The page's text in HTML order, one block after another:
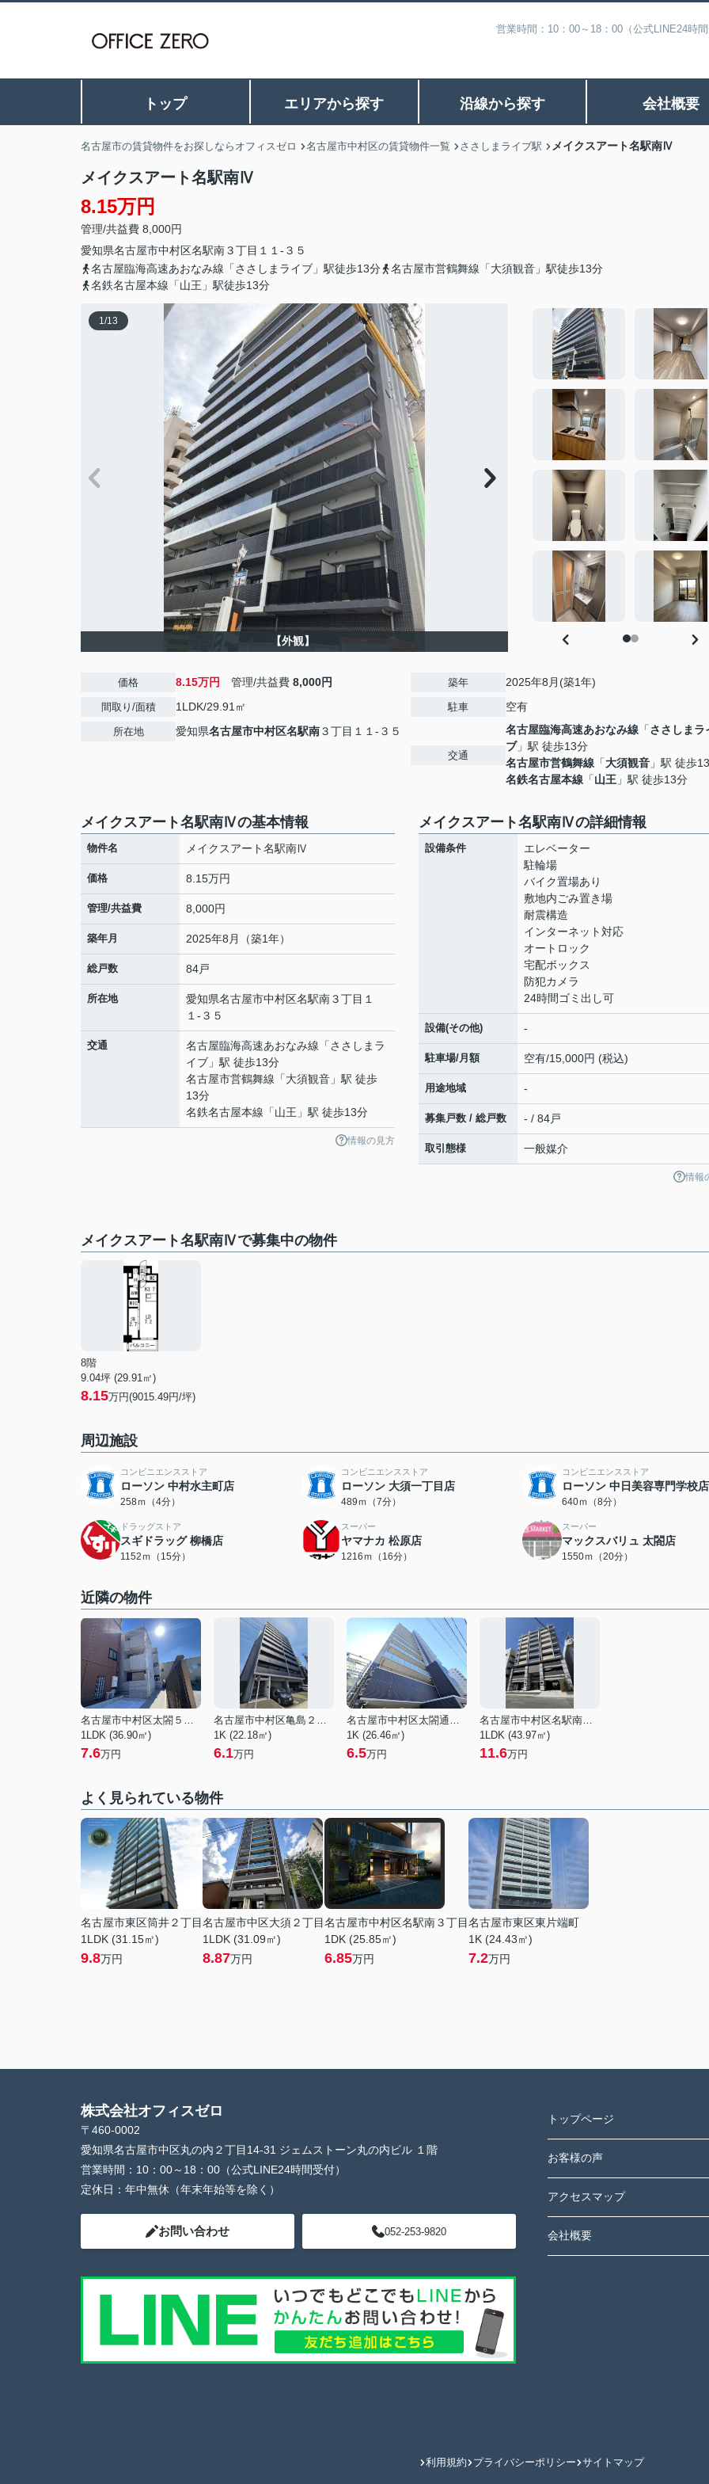
営業時間：10：00～18：00（公式LINE24
トップ エリアから探す 沿線から探す 会社概要
名古屋市の賃貸物件をお探しならオフィスゼロ 名古屋市中村区の賃貸物件一覧 ささしまライブ駅 メイクスアート名駅南Ⅳ
メイクスアート名駅南Ⅳ
8.15万円
管理/共益費 8,000円
愛知県名古屋市中村区名駅南３丁目１１-３５
名古屋臨海高速あおなみ線「ささしまライブ」駅徒歩13分
名古屋市営鶴舞線「大須観音」駅徒歩13分
名鉄名古屋本線「山王」駅徒歩13分
1/13
【外観】
価格 8.15万円 管理/共益費 8,000円
間取り/面積 1LDK/29.91㎡
所在地 愛知県名古屋市中村区名駅南３丁目１１-３５
築年 2025年8月(築1年)
駐車 空有
交通
名古屋臨海高速あおなみ線 「ささしまラ
ブ」駅 徒歩13分
名古屋市営鶴舞線 「大須観音 」駅 徒歩
名鉄名古屋本線 「山王 」駅 徒歩13分
メイクスアート名駅南Ⅳの基本情報
物件名 メイクスアート名駅南Ⅳ
価格 8.15万円
管理/共益費 8,000円
築年月 2025年8月（築1年）
総戸数 84戸
所在地 愛知県名古屋市中村区名駅南３丁目１
１-３５
交通 名古屋臨海高速あおなみ線 「ささしまラ
イブ 」駅 徒歩13分
名古屋市営鶴舞線 「大須観音 」駅 徒歩
13分
名鉄名古屋本線 「山王 」駅 徒歩13分
情報の見方
メイクスアート名駅南Ⅳの詳細情報
設備条件
エレベーター
駐輪場
バイク置場あり
敷地内ごみ置き場
耐震構造
インターネット対応
オートロック
宅配ボックス
防犯カメラ
24時間ゴミ出し可
設備(その他) -
駐車場/月額 空有/15,000円 (税込)
用途地域 -
募集戸数 / 総戸数 - / 84戸
取引態様 一般媒介
情報
メイクスアート名駅南Ⅳで募集中の物件
8階
9.04坪 (29.91㎡)
8.15万円(9015.49円/坪)
周辺施設
コンビニエンスストア
ローソン 中村水主町店
258ｍ（4分）
コンビニエンスストア
ローソン 大須一丁目店
489ｍ（7分）
コンビニエンスストア
ローソン 中日美容専門学校店
640ｍ（8分）
ドラッグストア
スギドラッグ 柳橋店
1152ｍ（15分）
スーパー
ヤマナカ 松原店
1216ｍ（16分）
スーパー
マックスバリュ 太閤店
1550ｍ（20分）
近隣の物件
名古屋市中村区太閤５丁目
1LDK (36.90㎡)
7.6万円
名古屋市中村区亀島２丁目
1K (22.18㎡)
6.1万円
名古屋市中村区太閤通６丁目
1K (26.46㎡)
6.5万円
名古屋市中村区名駅南３丁目
1LDK (43.97㎡)
11.6万円
よく見られている物件
名古屋市東区筒井２丁目
1LDK (31.15㎡)
9.8万円
名古屋市中区大須２丁目
1LDK (31.09㎡)
8.87万円
名古屋市中村区名駅南３丁目
1DK (25.85㎡)
6.85万円
名古屋市東区東片端町
1K (24.43㎡)
7.2万円
株式会社オフィスゼロ
〒460-0002
愛知県名古屋市中区丸の内２丁目14-31 ジェムストーン丸の内ビル １階
営業時間： 10：00～18：00（公式LINE24時間受付）
定休日： 年中無休（年末年始等を除く）
お問い合わせ 052-253-9820
トップページ
お客様の声
アクセスマップ
会社概要
利用規約 プライバシーポリシー サイトマップ